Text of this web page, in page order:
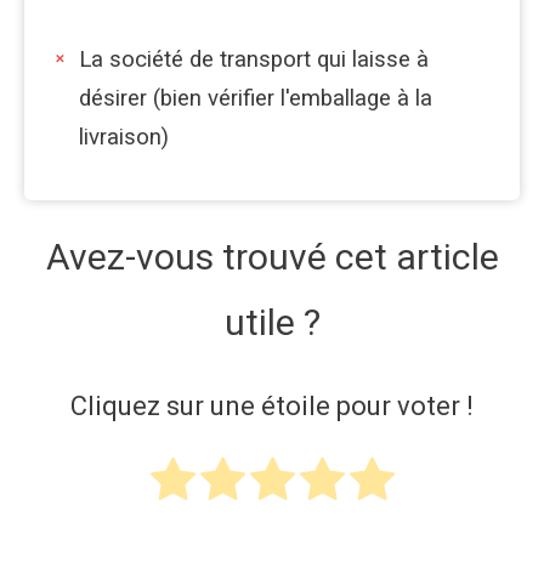
La société de transport qui laisse à
désirer (bien vérifier l'emballage à la
livraison)
Avez-vous trouvé cet article
utile ?
Cliquez sur une étoile pour voter !